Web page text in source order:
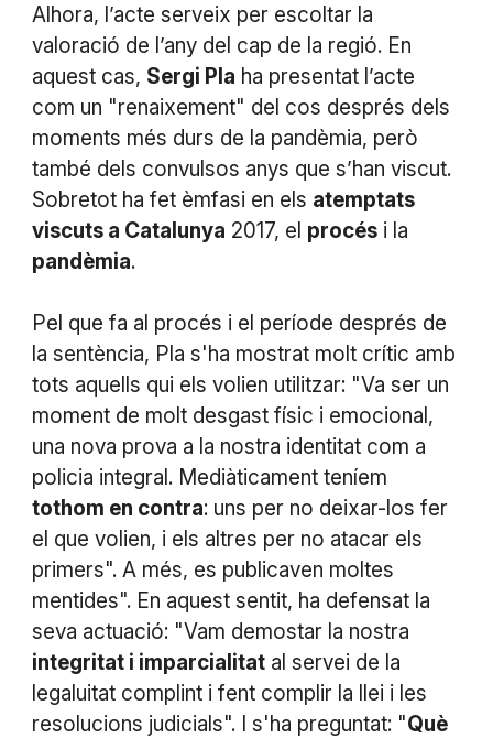
Alhora, l’acte serveix per escoltar la
valoració de l’any del cap de la regió. En
aquest cas, Sergi Pla ha presentat l’acte
com un "renaixement" del cos després dels
moments més durs de la pandèmia, però
també dels convulsos anys que s’han viscut.
Sobretot ha fet èmfasi en els atemptats
viscuts a Catalunya 2017, el procési la
pandèmia.
Pel que fa al procés i el període després de
la sentència, Pla s'ha mostrat molt crític amb
tots aquells qui els volien utilitzar: "Va ser un
moment de molt desgast físic i emocional,
una nova prova a la nostra identitat com a
policia integral. Mediàticament teníem
tothom en contra: uns per no deixar-los fer
el que volien, i els altres per no atacar els
primers". A més, es publicaven moltes
mentides". En aquest sentit, ha defensat la
seva actuació: "Vam demostar la nostra
integritat i imparcialitatal servei de la
legaluitat complint i fent complir la llei i les
resolucions judicials". I s'ha preguntat: "Què